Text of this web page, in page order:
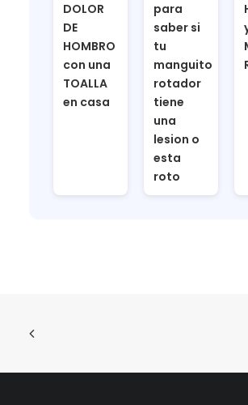
DOLOR
DE
HOMBRO
con una
TOALLA
en casa
para
saber si
tu
manguito
rotador
tiene
una
lesion o
esta
roto